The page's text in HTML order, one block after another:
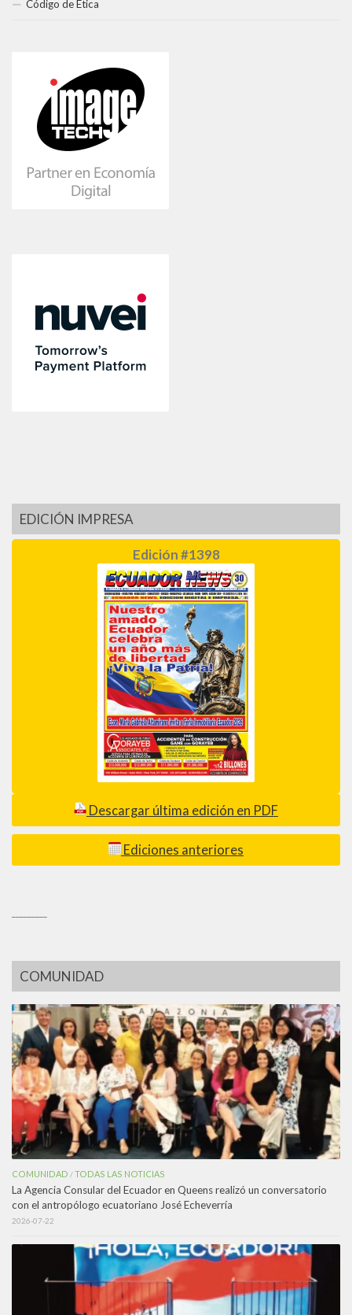
Código de Ética
EDICIÓN IMPRESA
Edición #1398
Descargar última edición en PDF
Ediciones anteriores
COMUNIDAD
COMUNIDAD /TODAS LAS NOTICIAS
La Agencia Consular del Ecuador en Queens realizó un conversatorio
con el antropólogo ecuatoriano José Echeverría
2026-07-22